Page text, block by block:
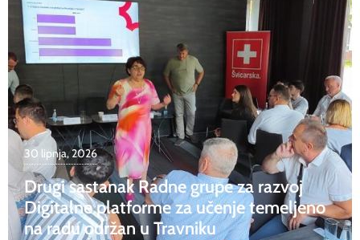
30 lipnja, 2026
Drugi sastanak Radne grupe za razvoj
Digitalne platforme za učenje temeljeno
na radu održan u Travniku